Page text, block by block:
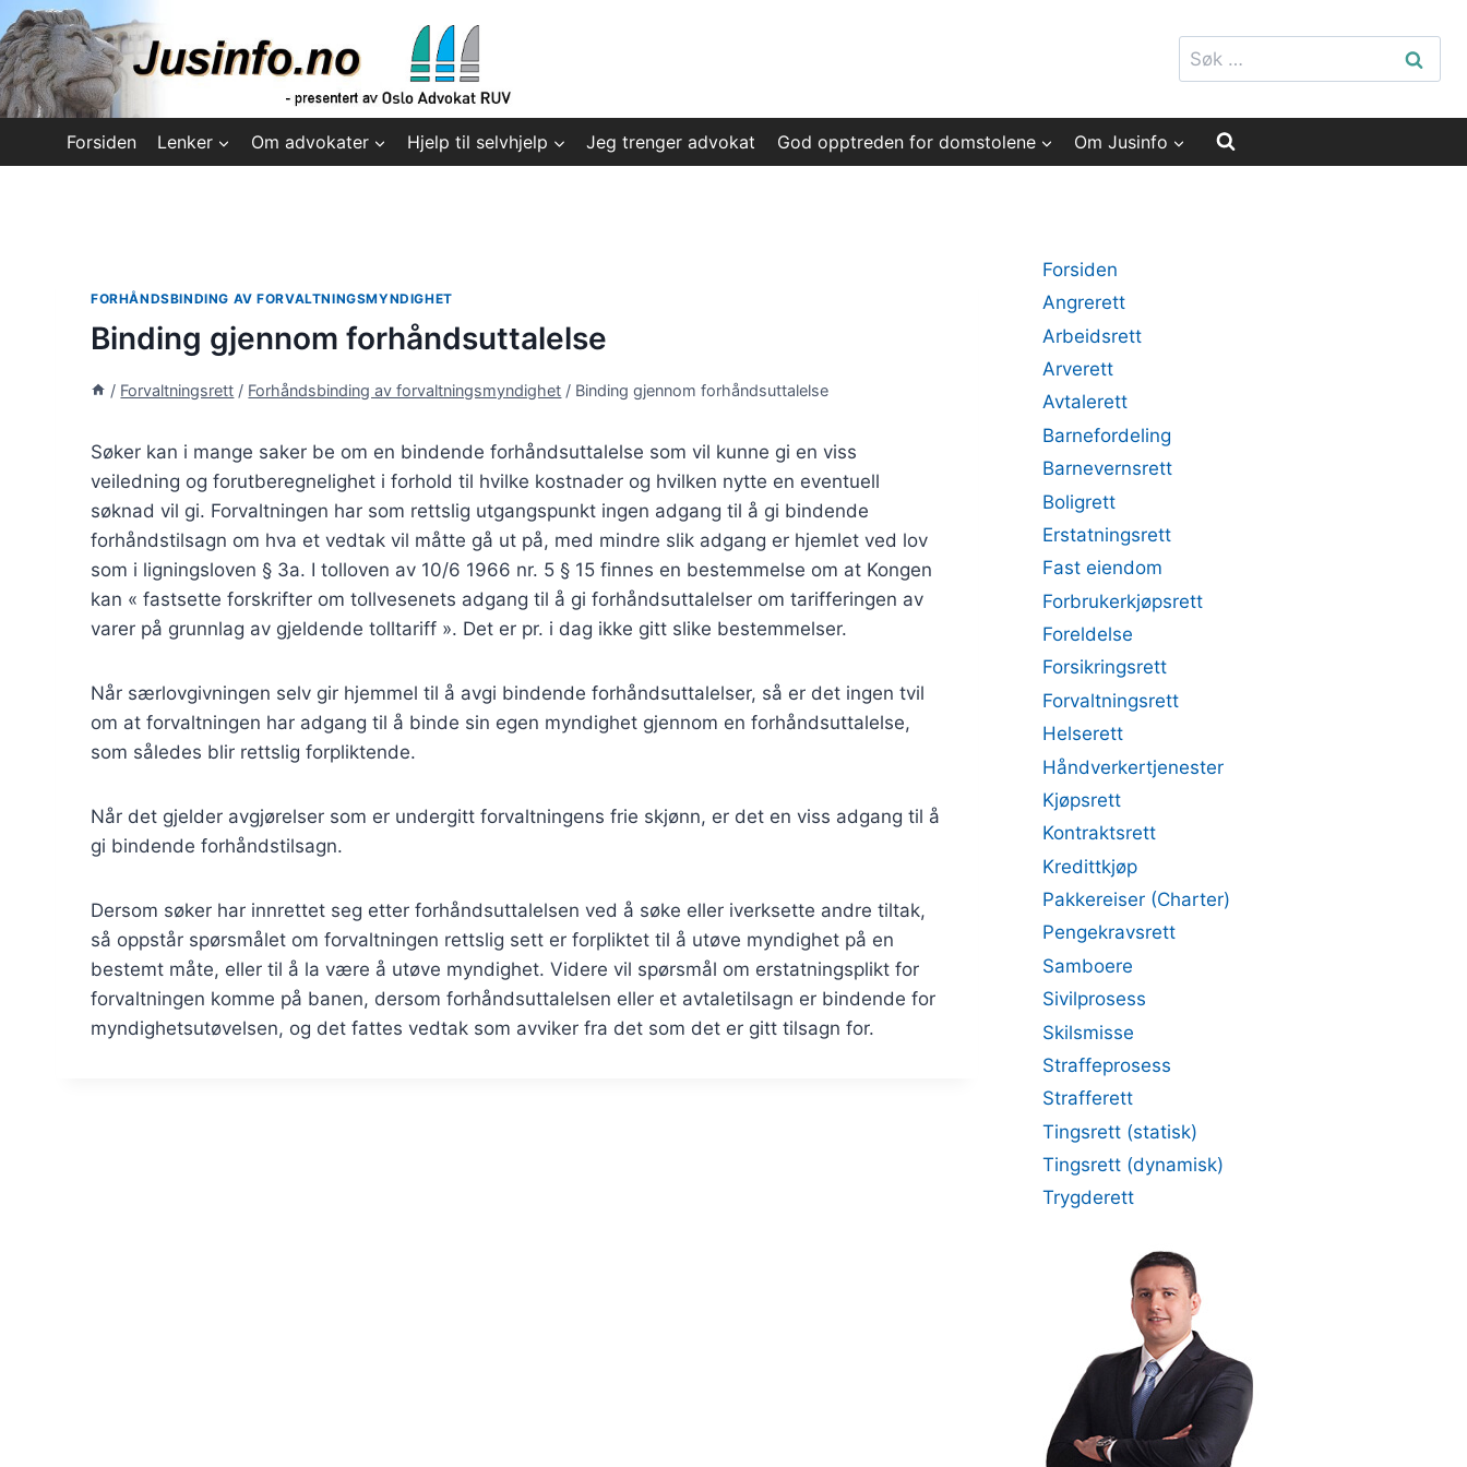
Skip
to
content
Søk
etter:
Forsiden Lenker Om advokater Hjelp til selvhjelp Jeg trenger advokat God opptreden for domstolene Om Jusinfo
FORHÅNDSBINDING AV FORVALTNINGSMYNDIGHET
Binding gjennom forhåndsuttalelse
/ Forvaltningsrett / Forhåndsbinding av forvaltningsmyndighet / Binding gjennom forhåndsuttalelse
Søker kan i mange saker be om en bindende forhåndsuttalelse som vil kunne gi en viss
veiledning og forutberegnelighet i forhold til hvilke kostnader og hvilken nytte en eventuell
søknad vil gi. Forvaltningen har som rettslig utgangspunkt ingen adgang til å gi bindende
forhåndstilsagn om hva et vedtak vil måtte gå ut på, med mindre slik adgang er hjemlet ved lov
som i ligningsloven § 3a. I tolloven av 10/6 1966 nr. 5 § 15 finnes en bestemmelse om at Kongen
kan « fastsette forskrifter om tollvesenets adgang til å gi forhåndsuttalelser om tarifferingen av
varer på grunnlag av gjeldende tolltariff ». Det er pr. i dag ikke gitt slike bestemmelser.
Når særlovgivningen selv gir hjemmel til å avgi bindende forhåndsuttalelser, så er det ingen tvil
om at forvaltningen har adgang til å binde sin egen myndighet gjennom en forhåndsuttalelse,
som således blir rettslig forpliktende.
Når det gjelder avgjørelser som er undergitt forvaltningens frie skjønn, er det en viss adgang til å
gi bindende forhåndstilsagn.
Dersom søker har innrettet seg etter forhåndsuttalelsen ved å søke eller iverksette andre tiltak,
så oppstår spørsmålet om forvaltningen rettslig sett er forpliktet til å utøve myndighet på en
bestemt måte, eller til å la være å utøve myndighet. Videre vil spørsmål om erstatningsplikt for
forvaltningen komme på banen, dersom forhåndsuttalelsen eller et avtaletilsagn er bindende for
myndighetsutøvelsen, og det fattes vedtak som avviker fra det som det er gitt tilsagn for.
Forsiden
Angrerett
Arbeidsrett
Arverett
Avtalerett
Barnefordeling
Barnevernsrett
Boligrett
Erstatningsrett
Fast eiendom
Forbrukerkjøpsrett
Foreldelse
Forsikringsrett
Forvaltningsrett
Helserett
Håndverkertjenester
Kjøpsrett
Kontraktsrett
Kredittkjøp
Pakkereiser (Charter)
Pengekravsrett
Samboere
Sivilprosess
Skilsmisse
Straffeprosess
Strafferett
Tingsrett (statisk)
Tingsrett (dynamisk)
Trygderett